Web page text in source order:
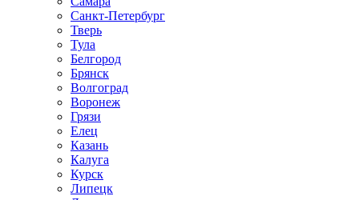
Санкт-Петербург
Тверь
Тула
Белгород
Брянск
Волгоград
Воронеж
Грязи
Елец
Казань
Калуга
Курск
Липецк